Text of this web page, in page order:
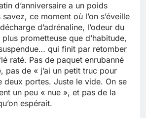
d’anniversaire a un poids
ce moment où l’on s’éveille
d’adrénaline, l’odeur du
prometteuse que d’habitude,
qui finit par retomber
raté. Pas de paquet enrubanné
pas de « j’ai un petit truc pour
deux portes. Juste le vide. On se
un peu « nue », et pas de la
espérait.